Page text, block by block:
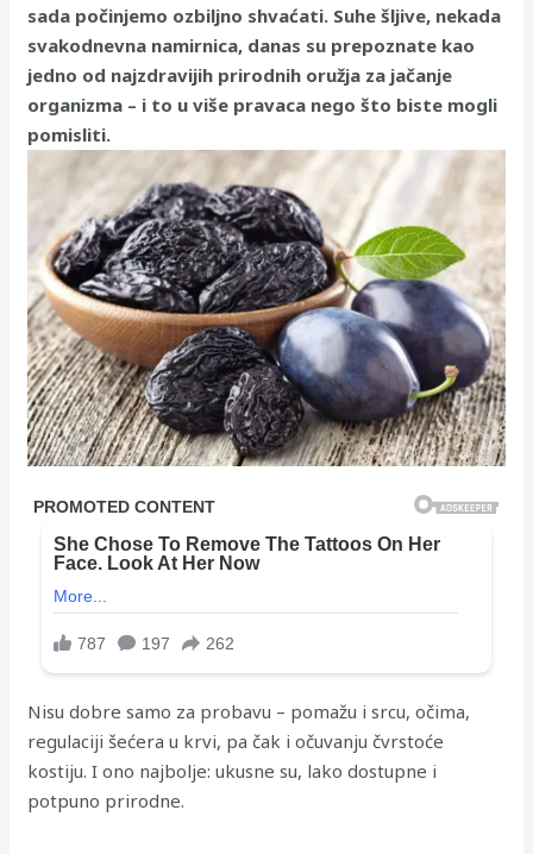
sada počinjemo ozbiljno shvaćati. Suhe šljive, nekada
svakodnevna namirnica, danas su prepoznate kao
jedno od najzdravijih prirodnih oružja za jačanje
organizma – i to u više pravaca nego što biste mogli
pomisliti.
Nisu dobre samo za probavu – pomažu i srcu, očima,
regulaciji šećera u krvi, pa čak i očuvanju čvrstoće
kostiju. I ono najbolje: ukusne su, lako dostupne i
potpuno prirodne.